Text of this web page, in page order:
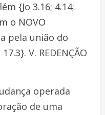
{Jo 3.16; 4.14;
o NOVO
pela união do
V. REDENÇÃO
operada
de uma